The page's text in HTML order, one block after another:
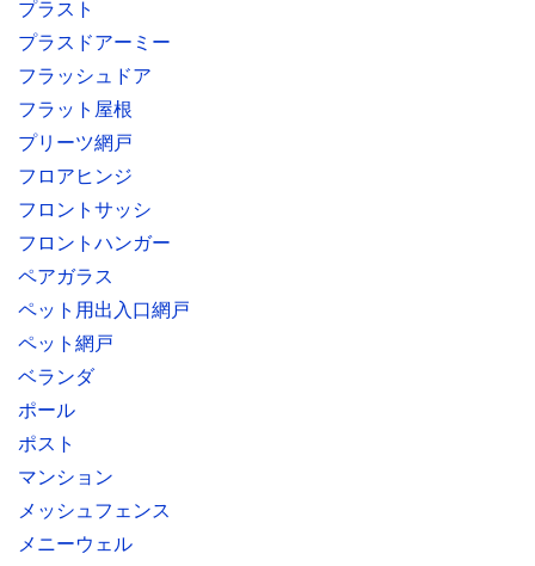
プラスト
プラスドアーミー
フラッシュドア
フラット屋根
プリーツ網戸
フロアヒンジ
フロントサッシ
フロントハンガー
ペアガラス
ペット用出入口網戸
ペット網戸
ベランダ
ポール
ポスト
マンション
メッシュフェンス
メニーウェル